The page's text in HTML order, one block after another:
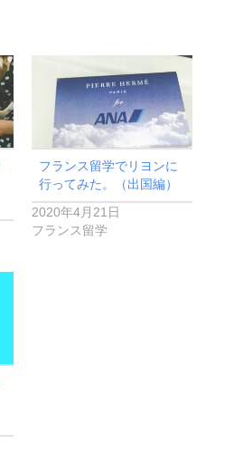
フランス留学でリヨンに
行ってみた。（出国編）
2020年4月21日
フランス留学